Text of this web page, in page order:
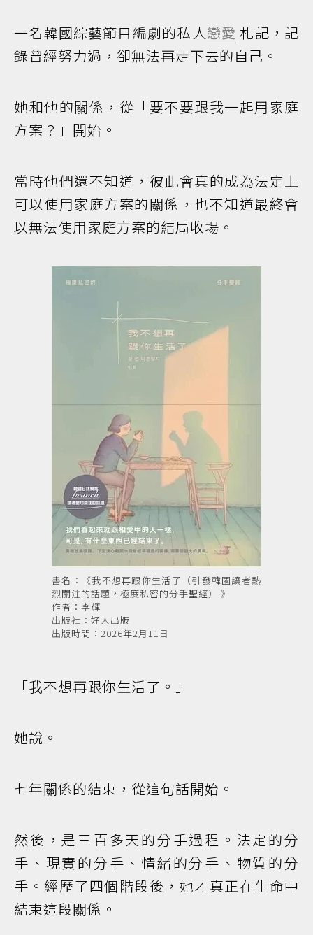
一名韓國綜藝節目編劇的私人戀愛 札記，記
錄曾經努力過，卻無法再走下去的自己。
她和他的關係，從「要不要跟我一起用家庭
方案？」開始。
當時他們還不知道，彼此會真的成為法定上
可以使用家庭方案的關係，也不知道最終會
以無法使用家庭方案的結局收場。
書名：《我不想再跟你生活了（引發韓國讀者熱
烈關注的話題，極度私密的分手聖經） 》
作者：李輝
出版社：好人出版
出版時間：2026年2月11日
「我不想再跟你生活了。」
她說。
七年關係的結束，從這句話開始。
然後，是三百多天的分手過程。法定的分
手、現實的分手、情緒的分手、物質的分
手。經歷了四個階段後，她才真正在生命中
結束這段關係。